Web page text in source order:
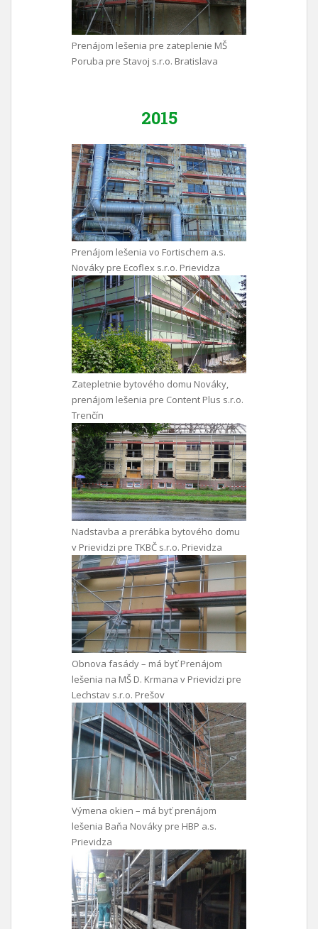
Prenájom lešenia pre zateplenie MŠ
Poruba pre Stavoj s.r.o. Bratislava
2015
Prenájom lešenia vo Fortischem a.s.
Nováky pre Ecoflex s.r.o. Prievidza
Zatepletnie bytového domu Nováky,
prenájom lešenia pre Content Plus s.r.o.
Trenčín
Nadstavba a prerábka bytového domu
v Prievidzi pre TKBČ s.r.o. Prievidza
Obnova fasády – má byť Prenájom
lešenia na MŠ D. Krmana v Prievidzi pre
Lechstav s.r.o. Prešov
Výmena okien – má byť prenájom
lešenia Baňa Nováky pre HBP a.s.
Prievidza